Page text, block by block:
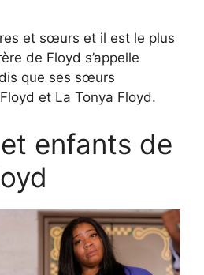
et sœurs et il est le plus
de Floyd s’appelle
que ses sœurs
et La Tonya Floyd.
enfants de